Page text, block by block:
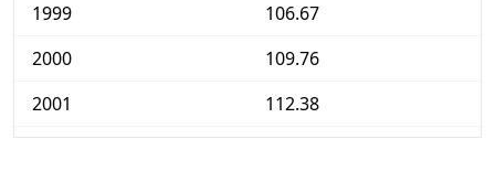
1999
106.67
2000
109.76
2001
112.38